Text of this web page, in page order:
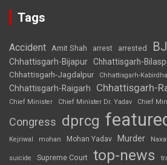
Tags
Accident Amit Shah arrest arrested
Chhattisgarh-Bijapur Chhattisgarh-
Chhattisgarh-Jagdalpur Chhattisgarh-
Chhattisgarh-Raigarh Chhattisgarh-
Chief Minister
Chief Minister Dr. Yadav Chief
Congress dprcg
Kejriwal mohan Mohan Yadav Murder
suicide Supreme Court top-news